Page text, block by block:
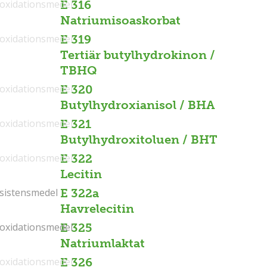
E 316
Natriumisoaskorbat
E 319
Tertiär butylhydrokinon /
TBHQ
E 320
Butylhydroxianisol / BHA
E 321
Butylhydroxitoluen / BHT
E 322
Lecitin
E 322a
Havrelecitin
E 325
Natriumlaktat
E 326